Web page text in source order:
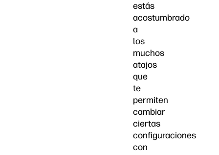
estás
acostumbrado
a
los
muchos
atajos
que
te
permiten
cambiar
ciertas
configuraciones
con